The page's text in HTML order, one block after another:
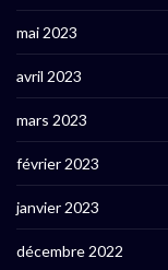
mai 2023
avril 2023
mars 2023
février 2023
janvier 2023
décembre 2022